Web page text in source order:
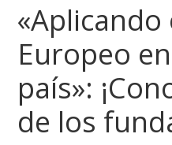
Europeo
país»:
de los